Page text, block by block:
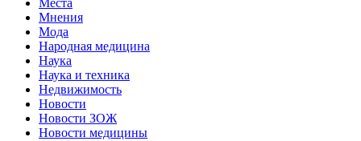
Места
Мнения
Мода
Народная медицина
Наука
Наука и техника
Недвижимость
Новости
Новости ЗОЖ
Новости медицины